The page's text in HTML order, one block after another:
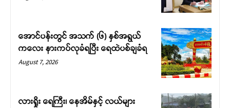
အောင်ပန်းတွင် အသက် (၆) နှစ်အရွယ်
ကလေး နားကပ်လုခံရပြီး ရေထဲပစ်ချခံရ
August 7, 2026
လားရှိုး ရေကြီး၊ နေအိမ်နှင့် လယ်များ